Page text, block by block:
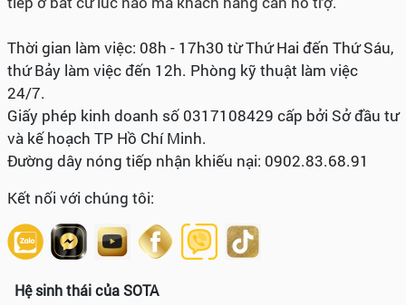
Thời gian làm việc: 08h - 17h30 từ Thứ Hai đến Thứ Sáu,
thứ Bảy làm việc đến 12h. Phòng kỹ thuật làm việc
24/7.
Giấy phép kinh doanh số 0317108429 cấp bởi Sở đầu tư
và kế hoạch TP Hồ Chí Minh.
Đường dây nóng tiếp nhận khiếu nại: 0902.83.68.91
Kết nối với chúng tôi:
Hệ sinh thái của SOTA